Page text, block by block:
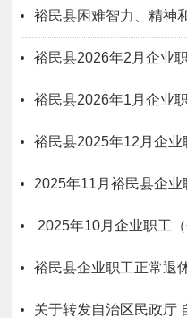
裕民县困难智力、精神和重度残
裕民县2026年2月企业职工（个
裕民县2026年1月企业职工（个
裕民县2025年12月企业职工（个
​2025年11月裕民县企业职工（个
2025年10月企业职工（个
裕民县企业职工正常退
关于转发自治区民政厅 自治区财政厅《关于印发＜新疆维吾尔自治区